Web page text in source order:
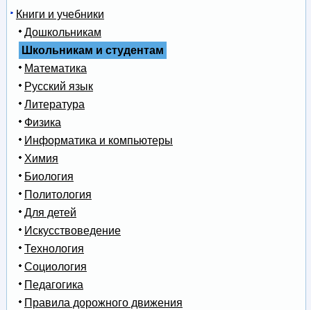
Книги и учебники
Дошкольникам
Школьникам и студентам
Математика
Русский язык
Литература
Физика
Информатика и компьютеры
Химия
Биология
Политология
Для детей
Искусствоведение
Технология
Социология
Педагогика
Правила дорожного движения